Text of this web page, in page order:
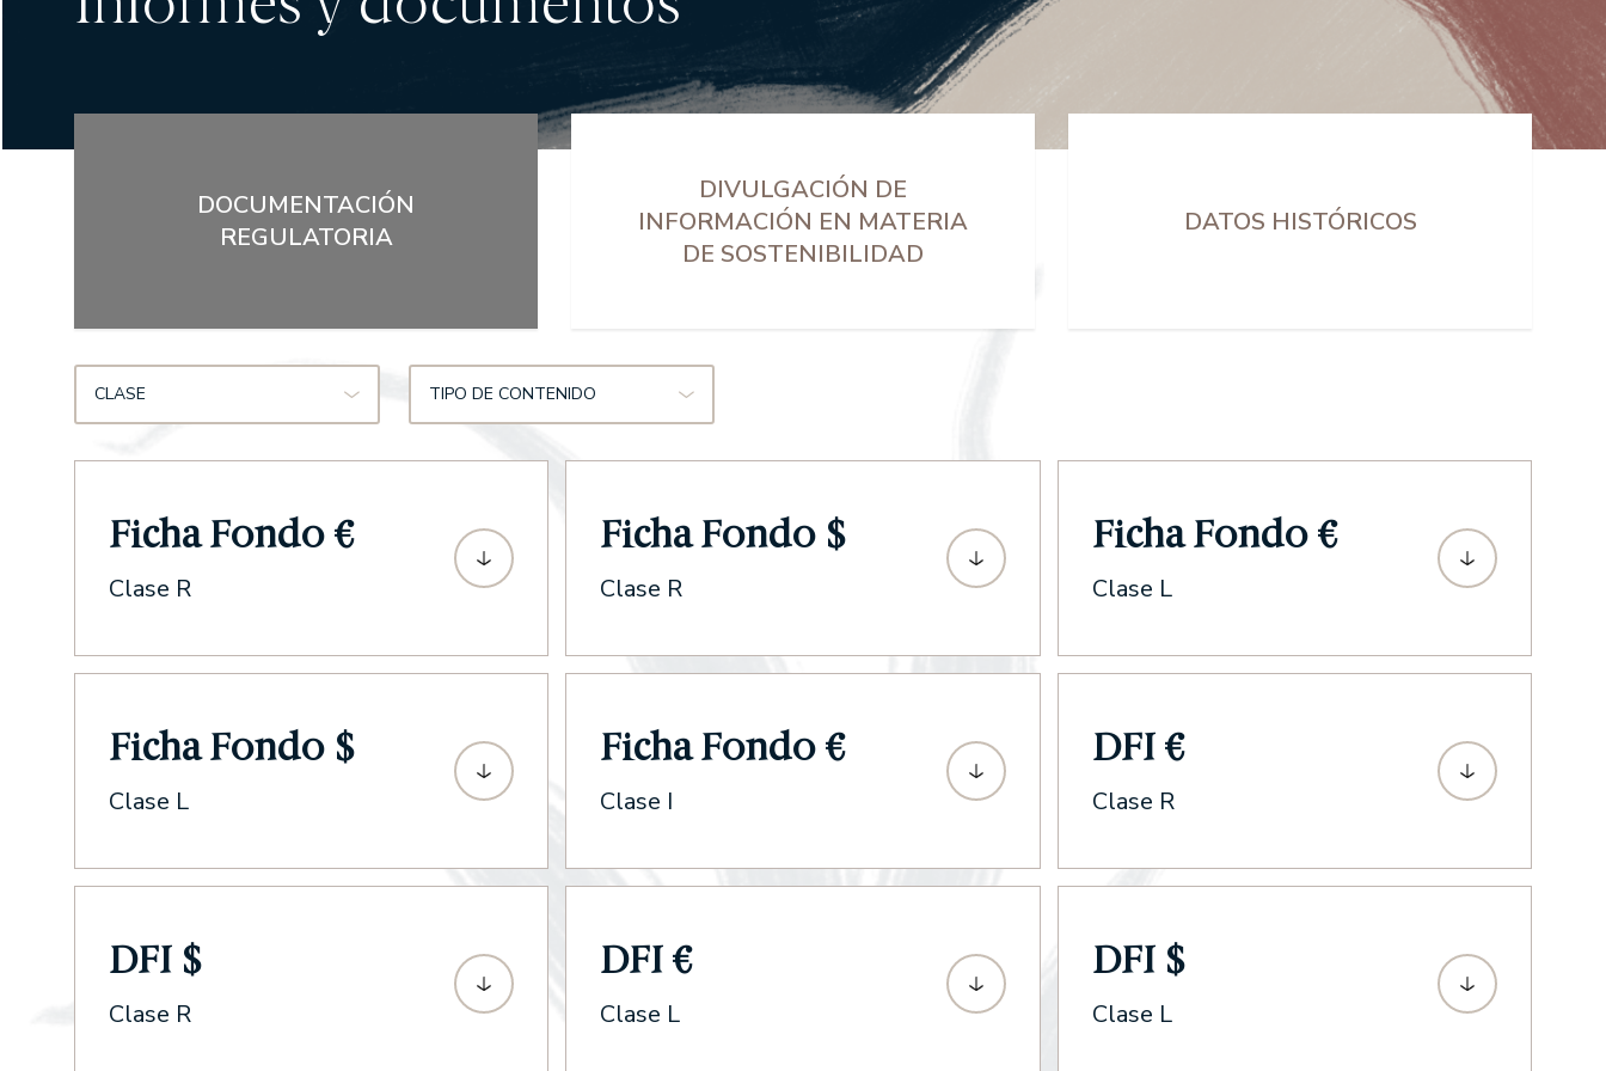
DOCUMENTACIÓN
REGULATORIA
DIVULGACIÓN DE
INFORMACIÓN EN MATERIA
DE SOSTENIBILIDAD
DATOS HISTÓRICOS
CLASE TIPO DE CONTENIDO
Ficha Fondo €
Clase R
Ficha Fondo $
Clase R
Ficha Fondo €
Clase L
Ficha Fondo $
Clase L
Ficha Fondo €
Clase I
DFI €
Clase R
DFI $
Clase R
DFI €
Clase L
DFI $
Clase L